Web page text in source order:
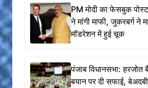
PM मोदी का फेसबुक
ने मांगी माफी, जुकरबर्ग ने
मॉडरेशन में हुई चूक
पंजाब विधानसभा: हरजोत
बयान पर दी सफाई,